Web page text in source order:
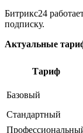
Битрикс24
подписку.
Актуальные
Тариф
Базовый
Стандартный